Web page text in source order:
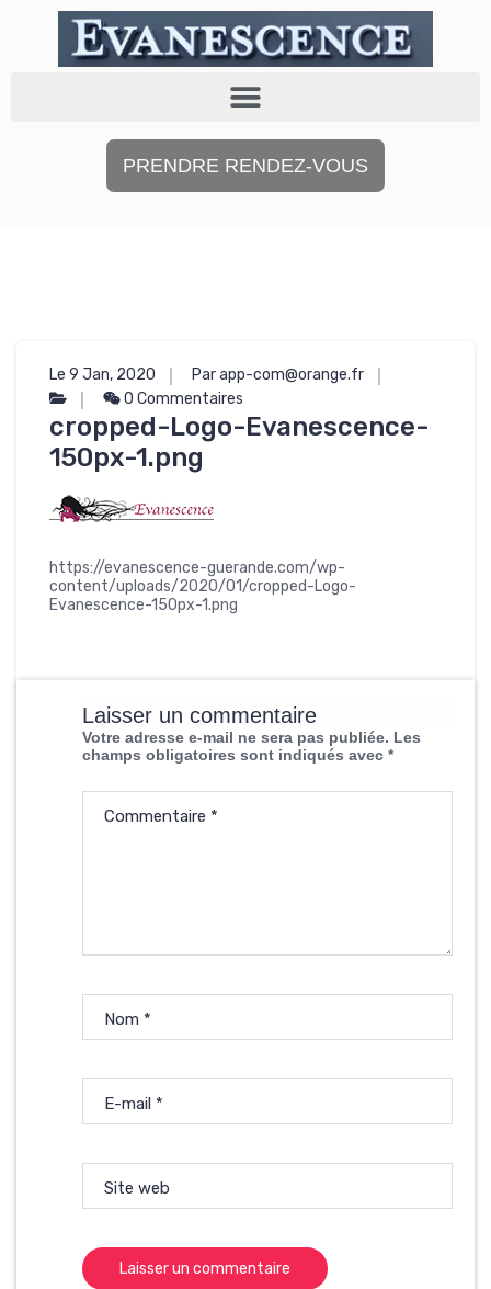
PRENDRE RENDEZ-VOUS
Le 9 Jan, 2020
Par app-com@orange.fr
0 Commentaires
cropped-Logo-Evanescence-
150px-1.png
https://evanescence-guerande.com/wp-
content/uploads/2020/01/cropped-Logo-
Evanescence-150px-1.png
Laisser un commentaire
Votre adresse e-mail ne sera pas publiée. Les
champs obligatoires sont indiqués avec *
Commentaire *
Nom *
E-mail *
Site web